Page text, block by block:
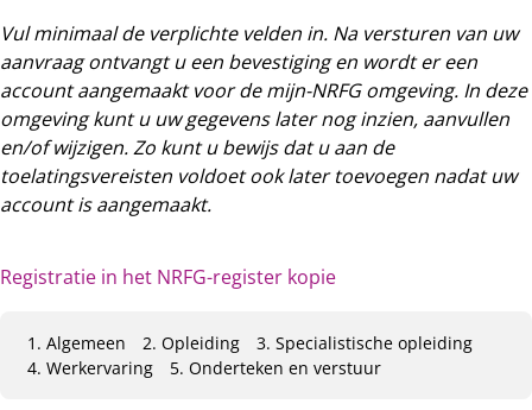
Vul minimaal de verplichte velden in. Na versturen van uw
aanvraag ontvangt u een bevestiging en wordt er een
account aangemaakt voor de mijn-NRFG omgeving. In deze
omgeving kunt u uw gegevens later nog inzien, aanvullen
en/of wijzigen. Zo kunt u bewijs dat u aan de
toelatingsvereisten voldoet ook later toevoegen nadat uw
account is aangemaakt.
Registratie in het NRFG-register kopie
Huidig:
Algemeen Opleiding
Specialistische opleiding
Werkervaring
Onderteken en verstuur